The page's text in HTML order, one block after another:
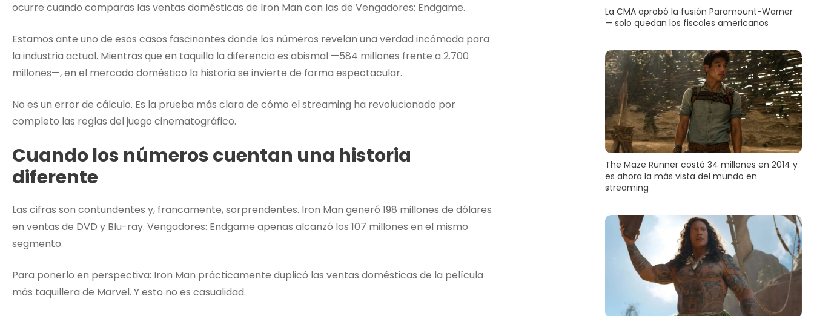
ocurre cuando comparas las ventas domésticas de Iron Man con las de Vengadores: Endgame.
Estamos ante uno de esos casos fascinantes donde los números revelan una verdad incómoda para
la industria actual. Mientras que en taquilla la diferencia es abismal —584 millones frente a 2.700
millones—, en el mercado doméstico la historia se invierte de forma espectacular.
No es un error de cálculo. Es la prueba más clara de cómo el streaming ha revolucionado por
completo las reglas del juego cinematográfico.
Cuando los números cuentan una historia
diferente
Las cifras son contundentes y, francamente, sorprendentes. Iron Man generó 198 millones de dólares
en ventas de DVD y Blu-ray. Vengadores: Endgame apenas alcanzó los 107 millones en el mismo
segmento.
Para ponerlo en perspectiva: Iron Man prácticamente duplicó las ventas domésticas de la película
más taquillera de Marvel. Y esto no es casualidad.
La CMA aprobó la fusión Paramount-Warner
— solo quedan los fiscales americanos
The Maze Runner costó 34 millones en 2014 y
es ahora la más vista del mundo en
streaming